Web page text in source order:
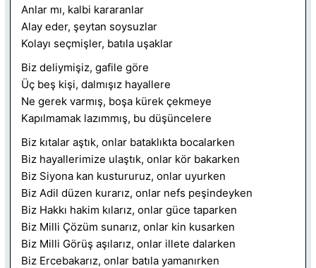
Anlar mı, kalbi kararanlar
Alay eder, şeytan soysuzlar
Kolayı seçmişler, batıla uşaklar
Biz deliymişiz, gafile göre
Üç beş kişi, dalmışız hayallere
Ne gerek varmış, boşa kürek çekmeye
Kapılmamak lazımmış, bu düşüncelere
Biz kıtalar aştık, onlar bataklıkta bocalarken
Biz hayallerimize ulaştık, onlar kör bakarken
Biz Siyona kan kustururuz, onlar uyurken
Biz Adil düzen kurarız, onlar nefs peşindeyken
Biz Hakkı hakim kılarız, onlar güce taparken
Biz Milli Çözüm sunarız, onlar kin kusarken
Biz Milli Görüş aşılarız, onlar illete dalarken
Biz Ercebakarız, onlar batıla yamanırken